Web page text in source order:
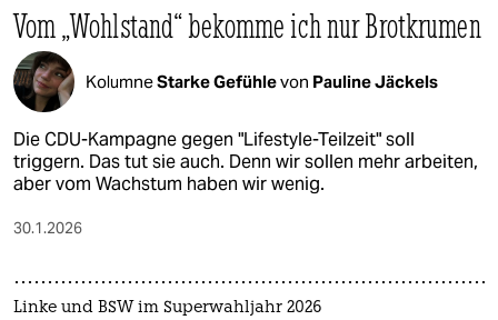
Vom „Wohlstand“ bekomme ich nur Brotkrumen
KolumneStarke Gefühlevon Pauline Jäckels
Die CDU-Kampagne gegen "Lifestyle-Teilzeit" soll
triggern. Das tut sie auch. Denn wir sollen mehr arbeiten,
aber vom Wachstum haben wir wenig.
30.1.2026
Linke und BSW im Superwahljahr 2026